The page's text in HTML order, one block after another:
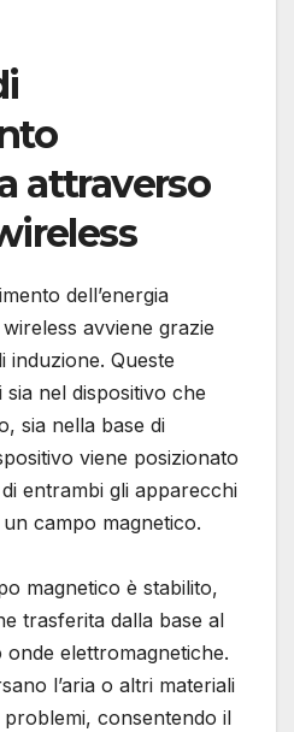
attraverso
dell’energia
avviene grazie
induzione. Queste
nel dispositivo che
sia nella base di
viene posizionato
entrambi gli apparecchi
campo magnetico.
magnetico è stabilito,
trasferita dalla base al
elettromagnetiche.
l’aria o altri materiali
consentendo il